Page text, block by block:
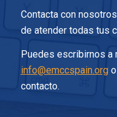
Contacta con
de atender todas tus
Puedes escribirnos a
info@emccspain.orgo
contacto.